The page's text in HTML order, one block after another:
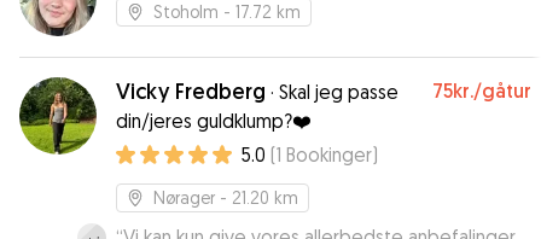
Stoholm - 17.72 km
Vicky Fredberg · Skal jeg passe
din/jeres guldklump?❤️
75kr./gåtur
5.0 (1 Bookinger)
Nørager - 21.20 km